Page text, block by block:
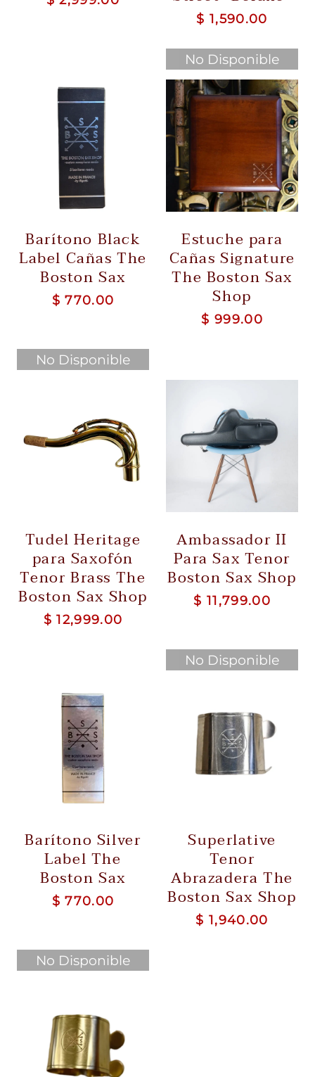
$ 1,590.00
Barítono Black
Label Cañas The
Boston Sax
$ 770.00
No Disponible
Estuche para
Cañas Signature
The Boston Sax
Shop
$ 999.00
No Disponible
Tudel Heritage
para Saxofón
Tenor Brass The
Boston Sax Shop
$ 12,999.00
Ambassador II
Para Sax Tenor
Boston Sax Shop
$ 11,799.00
Barítono Silver
Label The
Boston Sax
$ 770.00
No Disponible
Superlative
Tenor
Abrazadera The
Boston Sax Shop
$ 1,940.00
No Disponible